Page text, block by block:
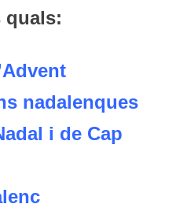
quals:
nadalenques
i de Cap